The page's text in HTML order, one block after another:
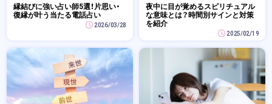
縁結びに強い占い師5選！片思い・
復縁が叶う当たる電話占い
2026/03/28
夜中に目が覚めるスピリチュアル
な意味とは？時間別サインと対策
を紹介
2025/02/19